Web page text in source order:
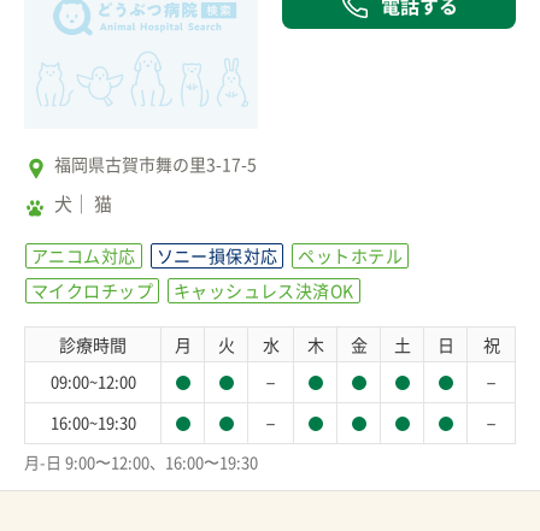
福岡県古賀市舞の里3-17-5
犬 猫
アニコム対応 ソニー損保対応
ペットホテル
マイクロチップ
キャッシュレス決済OK
診療時間 月 火 水 木 金 土 日 祝
09:00~12:00 － －
16:00~19:30 － －
月-日 9:00〜12:00、16:00〜19:30